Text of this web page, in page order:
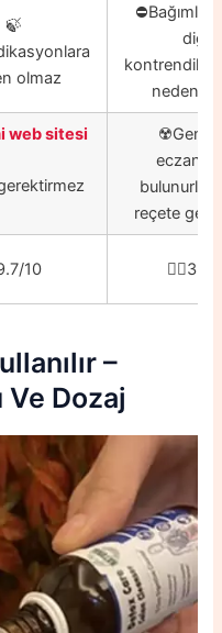
🍃
olmaz
diğer
neden
web sitesi
bulunurlar
reçete
10
–
Ve Dozaj